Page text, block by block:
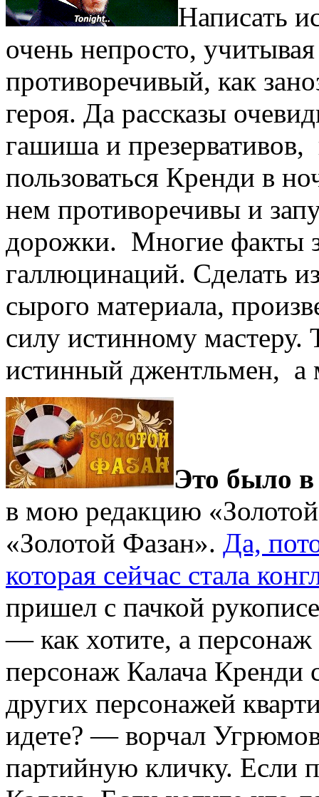
Написать
очень непросто,
противоречивый, как
героя. Да рассказы
гашиша и
пользоваться Кренди в
нем противоречивы и
дорожки. Многие факты
галлюцинаций. Сделать
сырого материала,
силу истинному мастеру.
истинный джентльмен,
Это было в
в мою редакцию
«Золотой Фазан». Да,
которая сейчас стала
пришел с пачкой
— как хотите, а
персонаж Калача Кренди
других персонажей
идете? — ворчал
партийную кличку. Если